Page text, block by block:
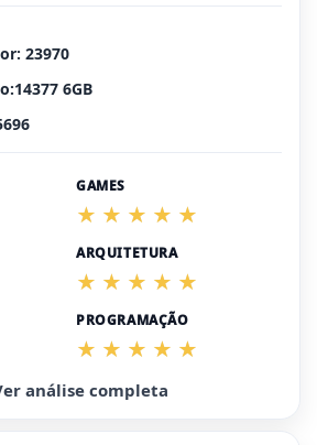
23970
6GB
GAMES
ARQUITETURA
PROGRAMAÇÃO
análise completa